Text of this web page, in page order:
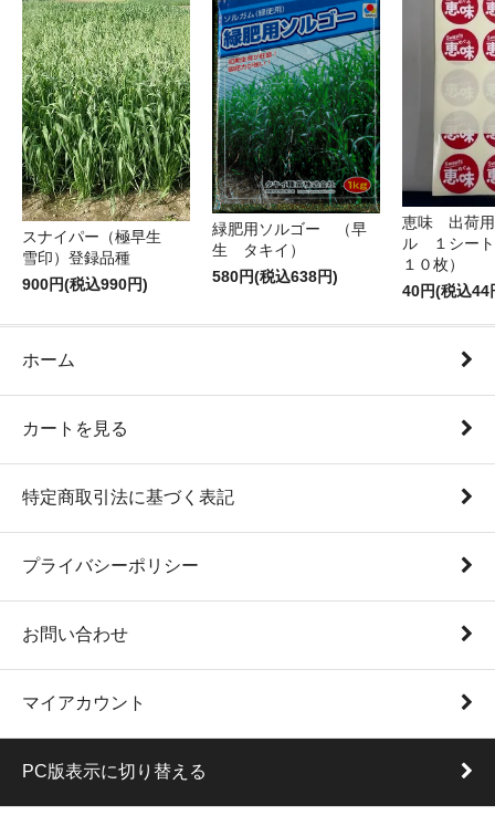
スナイパー（極早生
雪印）登録品種
900円(税込990円)
緑肥用ソルゴー （早
生 タキイ）
580円(税込638円)
恵味 出荷
ル １シート
１０枚）
40円(税込44
ホーム
カートを見る
特定商取引法に基づく表記
プライバシーポリシー
お問い合わせ
マイアカウント
PC版表示に切り替える